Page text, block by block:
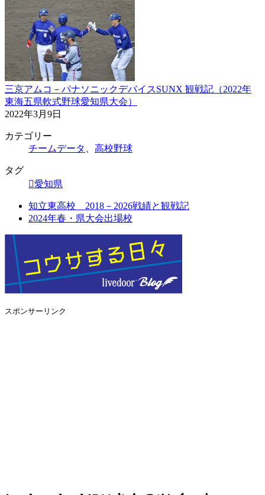
三京アムコ－パナソニックデバイスSUNX 観戦記（2022年
東海五県軟式野球愛知県大会）
2022年3月9日
カテゴリー
チームデータ
高校野球
タグ
愛知県
知立東高校 2018－2026戦績と観戦記
2024年春・県大会出場校
スポンサーリンク